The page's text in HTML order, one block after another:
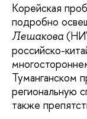
Корейская
подробно
Лешакова
российско-
Туманганском
региональную
также